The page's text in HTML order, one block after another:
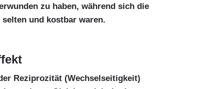
zu haben, während sich die
und kostbar waren.
Reziprozität (Wechselseitigkeit)